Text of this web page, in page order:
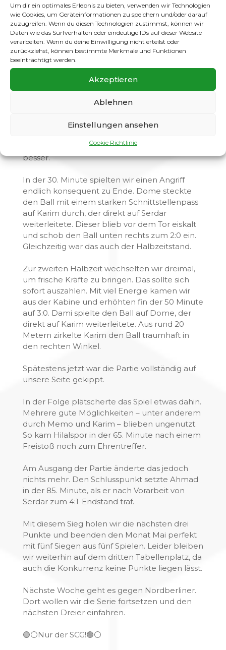
Um dir ein optimales Erlebnis zu bieten, verwenden wir Technologien
wie Cookies, um Geräteinformationen zu speichern und/oder darauf
zuzugreifen. Wenn du diesen Technologien zustimmst, können wir
Daten wie das Surfverhalten oder eindeutige IDs auf dieser Website
verarbeiten. Wenn du deine Einwilligung nicht erteilst oder
zurückziehst, können bestimmte Merkmale und Funktionen
beeinträchtigt werden.
Akzeptieren
Ablehnen
Einstellungen ansehen
Cookie Richtlinie
Hacke zum 1:0.
Der Treffer tat unserem Spiel gut. Hilalspor
musste nun etwas mehr investieren und
konnte sich nicht mehr ausschließlich auf die
Defensive konzentrieren.
Dennoch blieb unser Auftritt spielerisch hinter
den eigenen Erwartungen zurück. Viele
Ungenauigkeiten im Spielaufbau, fehlende
Chancenverwertung verhinderten einen
machte es unser Gegner an diesem Tag nicht
besser.
In der 30. Minute spielten wir einen Angriff
endlich konsequent zu Ende. Dome steckte
den Ball mit einem starken Schnittstellenpass
auf Karim durch, der direkt auf Serdar
weiterleitete. Dieser blieb vor dem Tor eiskalt
und schob den Ball unten rechts zum 2:0 ein.
Gleichzeitig war das auch der Halbzeitstand.
Zur zweiten Halbzeit wechselten wir dreimal,
um frische Kräfte zu bringen. Das sollte sich
sofort auszahlen. Mit viel Energie kamen wir
aus der Kabine und erhöhten fin der 50 Minute
auf 3:0. Dami spielte den Ball auf Dome, der
direkt auf Karim weiterleitete. Aus rund 20
Metern zirkelte Karim den Ball traumhaft in
den rechten Winkel.
Spätestens jetzt war die Partie vollständig auf
unsere Seite gekippt.
In der Folge plätscherte das Spiel etwas dahin.
Mehrere gute Möglichkeiten – unter anderem
durch Memo und Karim – blieben ungenutzt.
So kam Hilalspor in der 65. Minute nach einem
Freistoß noch zum Ehrentreffer.
Am Ausgang der Partie änderte das jedoch
nichts mehr. Den Schlusspunkt setzte Ahmad
in der 85. Minute, als er nach Vorarbeit von
Serdar zum 4:1-Endstand traf.
Mit diesem Sieg holen wir die nächsten drei
Punkte und beenden den Monat Mai perfekt
mit fünf Siegen aus fünf Spielen. Leider bleiben
wir weiterhin auf dem dritten Tabellenplatz, da
auch die Konkurrenz keine Punkte liegen lässt.
Nächste Woche geht es gegen Nordberliner.
Dort wollen wir die Serie fortsetzen und den
nächsten Dreier einfahren.
🟢⚪️Nur der SCG!🟢⚪️